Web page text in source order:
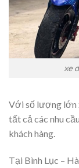
xe
Với số lượng lớn
tất cả các nhu
khách hàng.
Tại Bình Lục –